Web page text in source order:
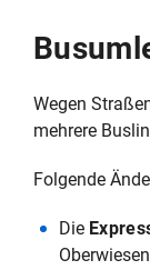
Wegen
mehrere
Folgende
Die